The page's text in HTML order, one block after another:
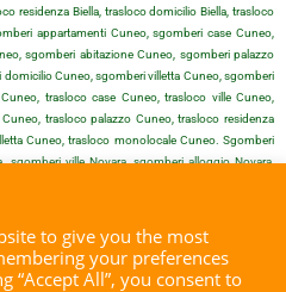
residenza Biella, trasloco domicilio Biella, trasloco
appartamenti Cuneo, sgomberi case Cuneo,
sgomberi abitazione Cuneo, sgomberi palazzo
Cuneo, sgomberi villetta Cuneo, sgomberi
trasloco case Cuneo, trasloco ville Cuneo,
trasloco palazzo Cuneo, trasloco residenza
Cuneo, trasloco monolocale Cuneo. Sgomberi
sgomberi ville Novara, sgomberi alloggio Novara,
monolocale Novara. Trasloco appartamenti
trasloco alloggio Novara, trasloco abitazione
Novara, trasloco domicilio Novara, trasloco
appartamenti Vercelli, sgomberi case Vercelli,
to give you the most
your preferences
“Accept All”, you consent to